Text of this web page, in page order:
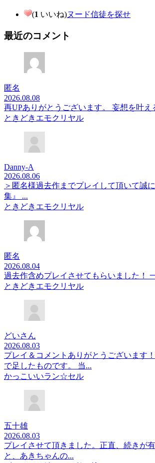
(1 いいね)ヌード信徒を探せ
最近のコメント
匿名
2026.08.08
再UPありがとうございます。 妄想を叶
ときどきエモクリヤル
Danny-A
2026.08.06
＞匿名様過去作までプレイして頂いて誠
集』 ...
ときどきエモクリヤル
匿名
2026.08.04
過去作含めプレイさせてもらいました！
ときどきエモクリヤル
どいさん
2026.08.03
プレイ＆コメントありがとうございます
で足したものです。 当...
かっこいいラン☆セル
五十雄
2026.08.03
プレイさせて頂きました。正直、続きが
と、あきちゃんの...